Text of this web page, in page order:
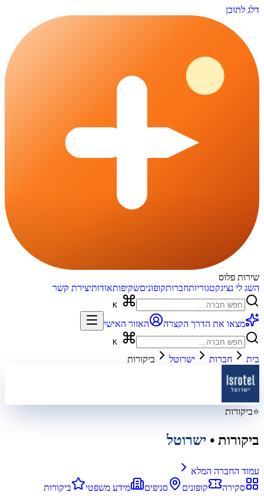
דלג לתוכן
שירות פלוס
השג לי נציגקטגוריותחברותקופוניםשקיפותאודותיצירת קשר
מצאו את הדרך הקצרה האזור האישי
בית חברות ישרוטל ביקורות
⭐ביקורות
ביקורות • ישרוטל
עמוד החברה המלא
סקירה
קופונים סניפים מידע משפטי ביקורות